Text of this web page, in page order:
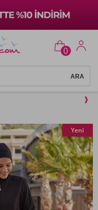
0
Yeni